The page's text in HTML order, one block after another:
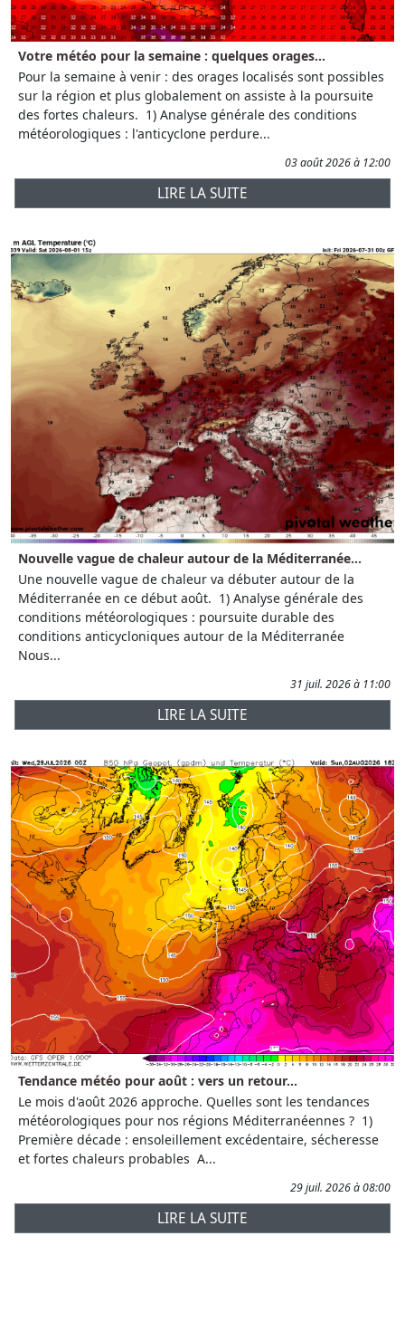
Votre météo pour la semaine : quelques orages...
Pour la semaine à venir : des orages localisés sont possibles
sur la région et plus globalement on assiste à la poursuite
des fortes chaleurs. 1) Analyse générale des conditions
météorologiques : l'anticyclone perdure...
03 août 2026 à 12:00
LIRE LA SUITE
Nouvelle vague de chaleur autour de la Méditerranée...
Une nouvelle vague de chaleur va débuter autour de la
Méditerranée en ce début août. 1) Analyse générale des
conditions météorologiques : poursuite durable des
conditions anticycloniques autour de la Méditerranée
Nous...
31 juil. 2026 à 11:00
LIRE LA SUITE
Tendance météo pour août : vers un retour...
Le mois d'août 2026 approche. Quelles sont les tendances
météorologiques pour nos régions Méditerranéennes ? 1)
Première décade : ensoleillement excédentaire, sécheresse
et fortes chaleurs probables A...
29 juil. 2026 à 08:00
LIRE LA SUITE